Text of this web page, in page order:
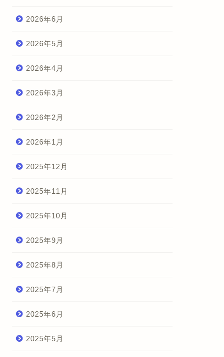
2026年6月
2026年5月
2026年4月
2026年3月
2026年2月
2026年1月
2025年12月
2025年11月
2025年10月
2025年9月
2025年8月
2025年7月
2025年6月
2025年5月